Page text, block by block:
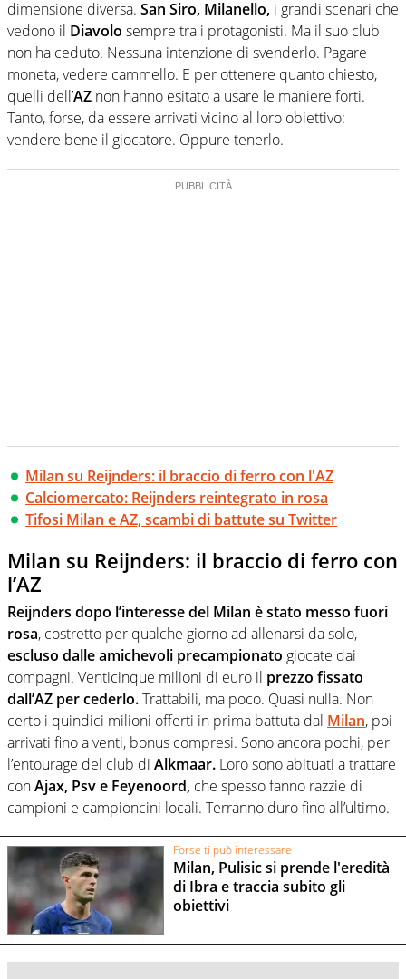
dimensione diversa. San Siro, Milanello, i grandi scenari che
vedono il Diavolo sempre tra i protagonisti. Ma il suo club
non ha ceduto. Nessuna intenzione di svenderlo. Pagare
moneta, vedere cammello. E per ottenere quanto chiesto,
quelli dell’AZ non hanno esitato a usare le maniere forti.
Tanto, forse, da essere arrivati vicino al loro obiettivo:
vendere bene il giocatore. Oppure tenerlo.
Milan su Reijnders: il braccio di ferro con l'AZ
Calciomercato: Reijnders reintegrato in rosa
Tifosi Milan e AZ, scambi di battute su Twitter
Milan su Reijnders: il braccio di ferro con
l’AZ
Reijnders dopo l’interesse del Milan è stato messo fuori
rosa, costretto per qualche giorno ad allenarsi da solo,
escluso dalle amichevoli precampionato giocate dai
compagni. Venticinque milioni di euro il prezzo fissato
dall’AZ per cederlo.Trattabili, ma poco. Quasi nulla. Non
certo i quindici milioni offerti in prima battuta dal Milan, poi
arrivati fino a venti, bonus compresi. Sono ancora pochi, per
l’entourage del club di Alkmaar. Loro sono abituati a trattare
conAjax, Psv e Feyenoord, che spesso fanno razzie di
campioni e campioncini locali. Terranno duro fino all’ultimo.
Forse ti può interessare
Milan, Pulisic si prende l'eredità
di Ibra e traccia subito gli
obiettivi